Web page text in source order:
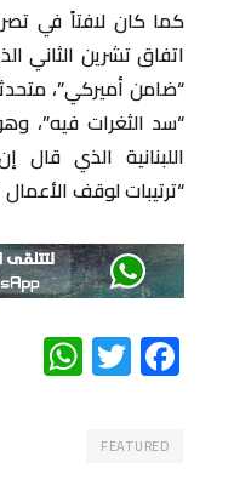
كما كان لافتاً في
اتفاق تشرين الثاني
“ضامن أميركي”،
“سد الثغرات فيه”،
اللبنانية الذي
“ترتيبات لوقف الأعمال
Facebook
Twitter
FEATURED